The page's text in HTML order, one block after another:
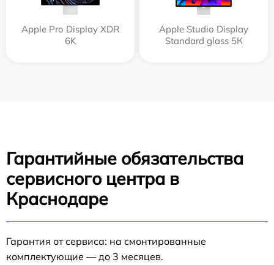
Apple Pro Display XDR
6K
Apple Studio Display
Standard glass 5К
Гарантийные обязательства
сервисного центра в
Краснодаре
Гарантия от сервиса: на смонтированные
комплектующие — до 3 месяцев.